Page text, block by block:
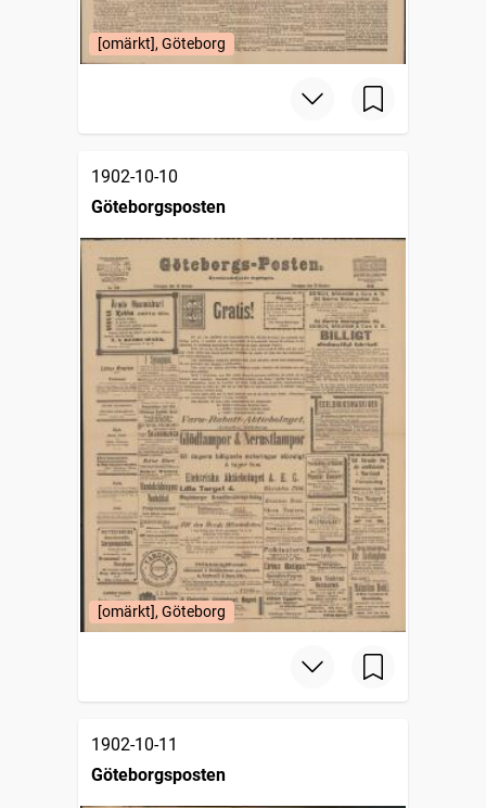
[omärkt], Göteborg
1902-10-10
Göteborgsposten
[omärkt], Göteborg
1902-10-11
Göteborgsposten